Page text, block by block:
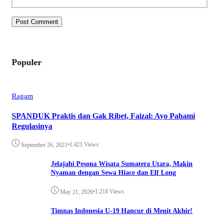
Populer
Ragam
SPANDUK Praktis dan Gak Ribet, Faizal: Ayo Pahami
Regulasinya
September 26, 2021•1.421 Views
Jelajahi Pesona Wisata Sumatera Utara, Makin
Nyaman dengan Sewa Hiace dan Elf Long
May 21, 2026•1.218 Views
Timnas Indonesia U-19 Hancur di Menit Akhir!